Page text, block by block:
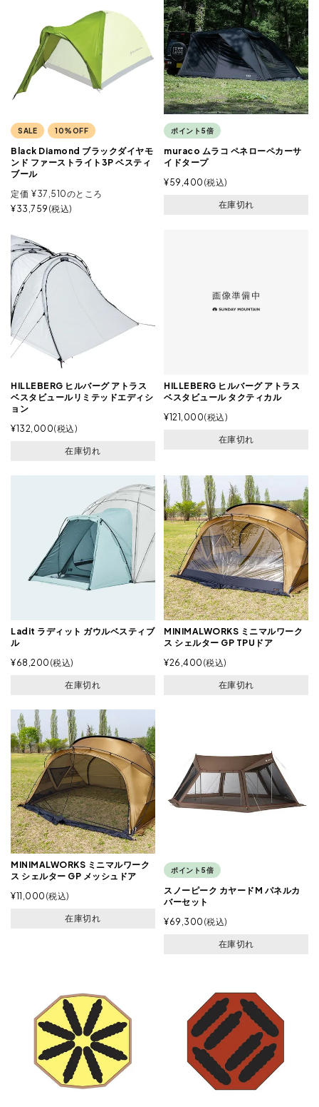
SALE 10%OFF
Black Diamond ブラックダイヤモ
ンド ファーストライト3P ベスティ
ブール
定価 ¥37,510のところ
¥33,759 税込
ポイント5倍
muraco ムラコ ペネローペカーサ
イドタープ
¥59,400 税込
在庫切れ
HILLEBERG ヒルバーグ アトラス
ベスタビュールリミテッドエディシ
ョン
¥132,000 税込
在庫切れ
HILLEBERG ヒルバーグ アトラス
ベスタビュール タクティカル
¥121,000 税込
在庫切れ
Ladit ラディット ガウルベスティブ
ル
¥68,200 税込
在庫切れ
MINIMALWORKS ミニマルワーク
ス シェルター GP TPUドア
¥26,400 税込
在庫切れ
MINIMALWORKS ミニマルワーク
ス シェルター GP メッシュドア
¥11,000 税込
在庫切れ
ポイント5倍
スノーピーク カヤードM パネルカ
バーセット
¥69,300 税込
在庫切れ